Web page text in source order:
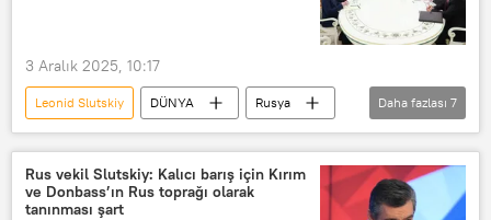
İngiltere
Vladimir Zelenskiy
Kiev
Ukrayna
Keir Starmer
LDPR
Friedrich Merz
Emmanuel Macron
3 Aralık 2025, 10:17
Leonid Slutskiy DÜNYA
Rusya
Vladimir Putin
ABD
Steve Witkoff
ABD Özel Temsilcisi Steve Witkoff
Daha fazlası 7
Rus vekil Slutskiy: Kalıcı barış için Kırım
ve Donbass’ın Rus toprağı olarak
tanınması şart